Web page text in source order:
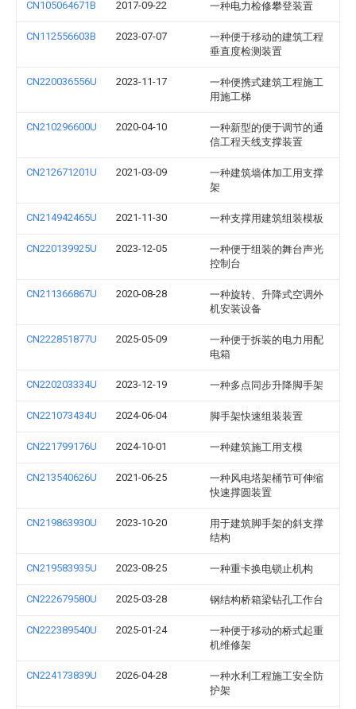
CN105064671B 2017-09-22 一种电力检修攀登装置
CN112556603B 2023-07-07
一种便于移动的建筑工程
垂直度检测装置
CN220036556U 2023-11-17
一种便携式建筑工程施工
用施工梯
CN210296600U 2020-04-10
一种新型的便于调节的通
信工程天线支撑装置
CN212671201U 2021-03-09
一种建筑墙体加工用支撑
架
CN214942465U 2021-11-30 一种支撑用建筑组装模板
CN220139925U 2023-12-05
一种便于组装的舞台声光
控制台
CN211366867U 2020-08-28
一种旋转、升降式空调外
机安装设备
CN222851877U 2025-05-09
一种便于拆装的电力用配
电箱
CN220203334U 2023-12-19 一种多点同步升降脚手架
CN221073434U 2024-06-04 脚手架快速组装装置
CN221799176U 2024-10-01 一种建筑施工用支模
CN213540626U 2021-06-25
一种风电塔架桶节可伸缩
快速撑圆装置
CN219863930U 2023-10-20
用于建筑脚手架的斜支撑
结构
CN219583935U 2023-08-25 一种重卡换电锁止机构
CN222679580U 2025-03-28 钢结构桥箱梁钻孔工作台
CN222389540U 2025-01-24
一种便于移动的桥式起重
机维修架
CN224173839U 2026-04-28
一种水利工程施工安全防
护架